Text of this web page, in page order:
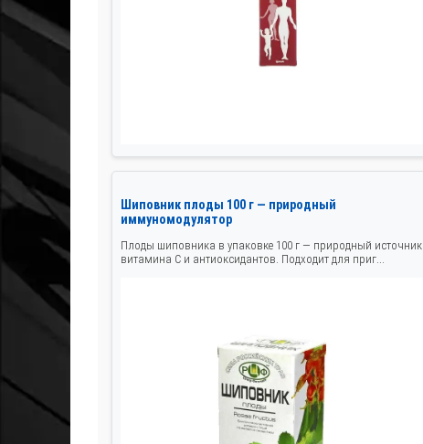
Шиповник плоды 100 г — природный
иммуномодулятор
Плоды шиповника в упаковке 100 г — природный источник
витамина C и антиоксидантов. Подходит для приг...